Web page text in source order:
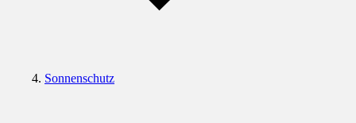
Sonnenschutz